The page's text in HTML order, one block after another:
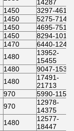
14287
1450
3297-4616
1450
5275-7144
1450
4695-7511
1450 8294-
1470
6440-
1480
13952-
15455
1480
9047-
1480
17491-
21713
970
5990-11580
970
12978-
14375
1480
12577-
18447